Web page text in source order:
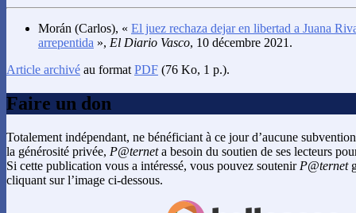
Morán (Carlos), « El juez rechaza dejar en libertad a Juana
arrepentida », El Diario Vasco, 10 décembre 2021.
Article archivé au formatPDF (76 Ko, 1 p.).
Faire un don
Totalement indépendant, ne bénéficiant à ce jour d’aucune
la générosité privée, P@terneta besoin du soutien de ses lecteurs
Si cette publication vous a intéressé, vous pouvez soutenir P@ternet
cliquant sur l’image ci-dessous.